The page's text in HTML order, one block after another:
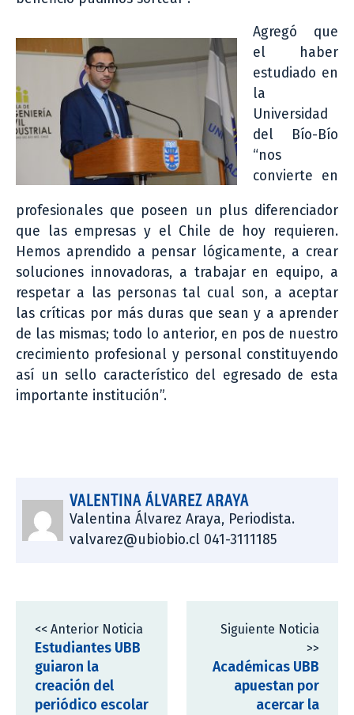
Agregó que
el haber
estudiado en
la
Universidad
del Bío-Bío
“nos
convierte en
profesionales que poseen un plus diferenciador
que las empresas y el Chile de hoy requieren.
Hemos aprendido a pensar lógicamente, a crear
soluciones innovadoras, a trabajar en equipo, a
respetar a las personas tal cual son, a aceptar
las críticas por más duras que sean y a aprender
de las mismas; todo lo anterior, en pos de nuestro
crecimiento profesional y personal constituyendo
así un sello característico del egresado de esta
importante institución”.
VALENTINA ÁLVAREZ ARAYA
Valentina Álvarez Araya, Periodista.
valvarez@ubiobio.cl 041-3111185
<< Anterior Noticia
Estudiantes UBB
guiaron la
creación del
periódico escolar
Siguiente Noticia
>>
Académicas UBB
apuestan por
acercar la